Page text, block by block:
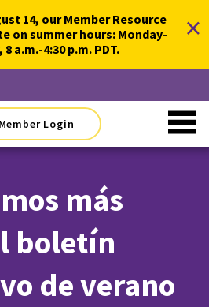
14, our Member Resource
on summer hours: Monday-
a.m.-4:30 p.m. PDT.
×
Member Login
más
boletín
de verano